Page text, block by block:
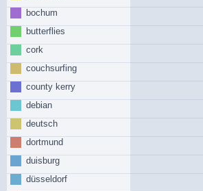
bochum
butterflies
cork
couchsurfing
county kerry
debian
deutsch
dortmund
duisburg
düsseldorf